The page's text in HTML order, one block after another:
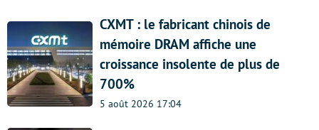
CXMT : le fabricant chinois de
mémoire DRAM affiche une
croissance insolente de plus de
700%
5 août 2026 17:04